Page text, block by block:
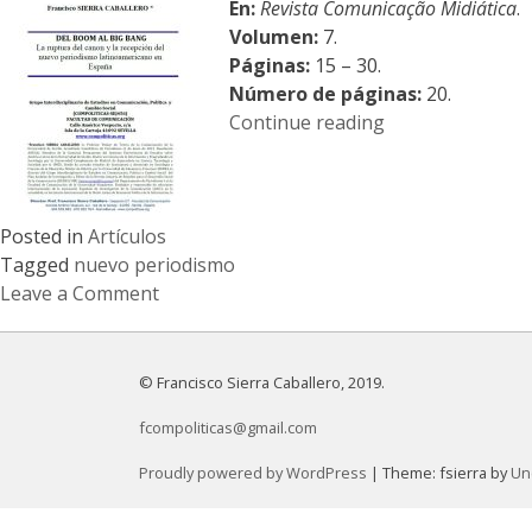
En:Revista Comunicação Midiática.
Volumen: 7.
Páginas: 15 – 30.
Número de páginas: 20.
Continue reading«Del
Posted in Artículos
Tagged nuevo periodismo
Leave a Comment
© Francisco Sierra Caballero, 2019.
fcompoliticas@gmail.com
Proudly powered by WordPress | Theme: fsierra by